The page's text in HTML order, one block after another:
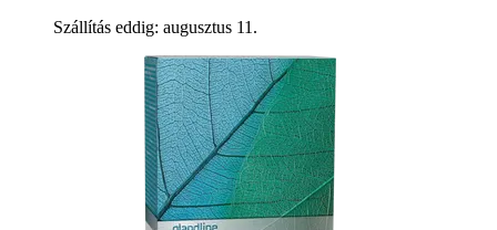
Szállítás eddig: augusztus 11.